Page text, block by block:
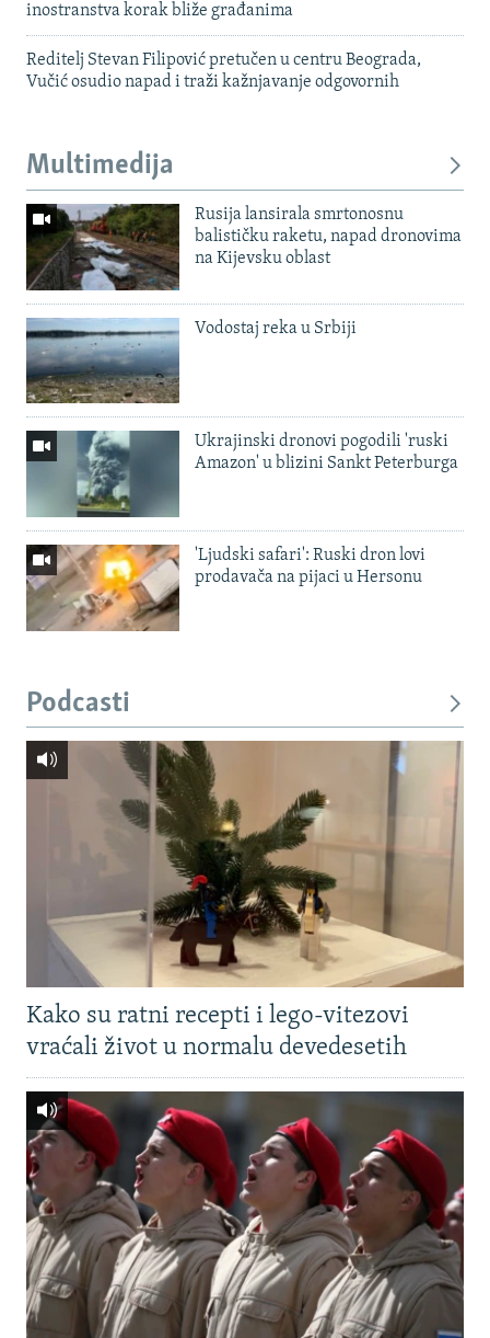
inostranstva korak bliže građanima
Reditelj Stevan Filipović pretučen u centru Beograda,
Vučić osudio napad i traži kažnjavanje odgovornih
Multimedija
Rusija lansirala smrtonosnu
balističku raketu, napad dronovima
na Kijevsku oblast
Vodostaj reka u Srbiji
Ukrajinski dronovi pogodili 'ruski
Amazon' u blizini Sankt Peterburga
'Ljudski safari': Ruski dron lovi
prodavača na pijaci u Hersonu
Podcasti
Kako su ratni recepti i lego-vitezovi
vraćali život u normalu devedesetih